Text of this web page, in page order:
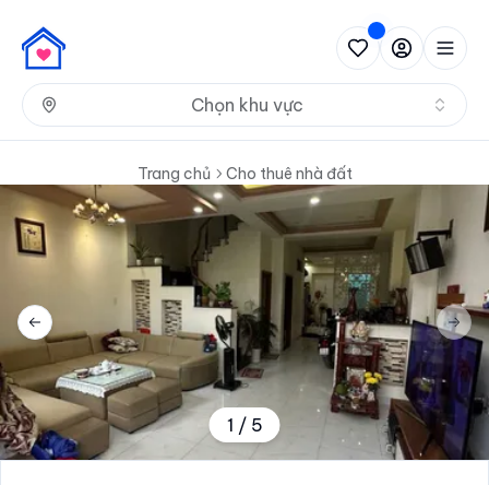
Chọn khu vực
Trang chủ Cho thuê nhà đất
Previous slide
1 / 5